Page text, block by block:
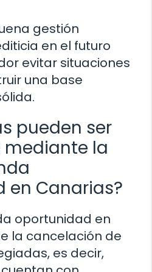
gestión
en el futuro
evitar situaciones
una base
pueden ser
la
en Canarias?
oportunidad en
la cancelación de
es decir,